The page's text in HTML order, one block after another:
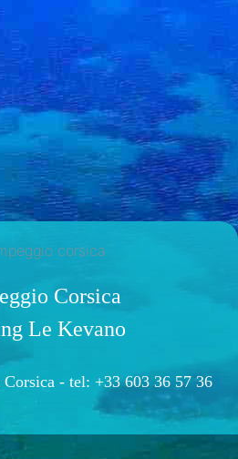
Corsica
Le Kevano
Corsica - tel: +33 603 36 57 36